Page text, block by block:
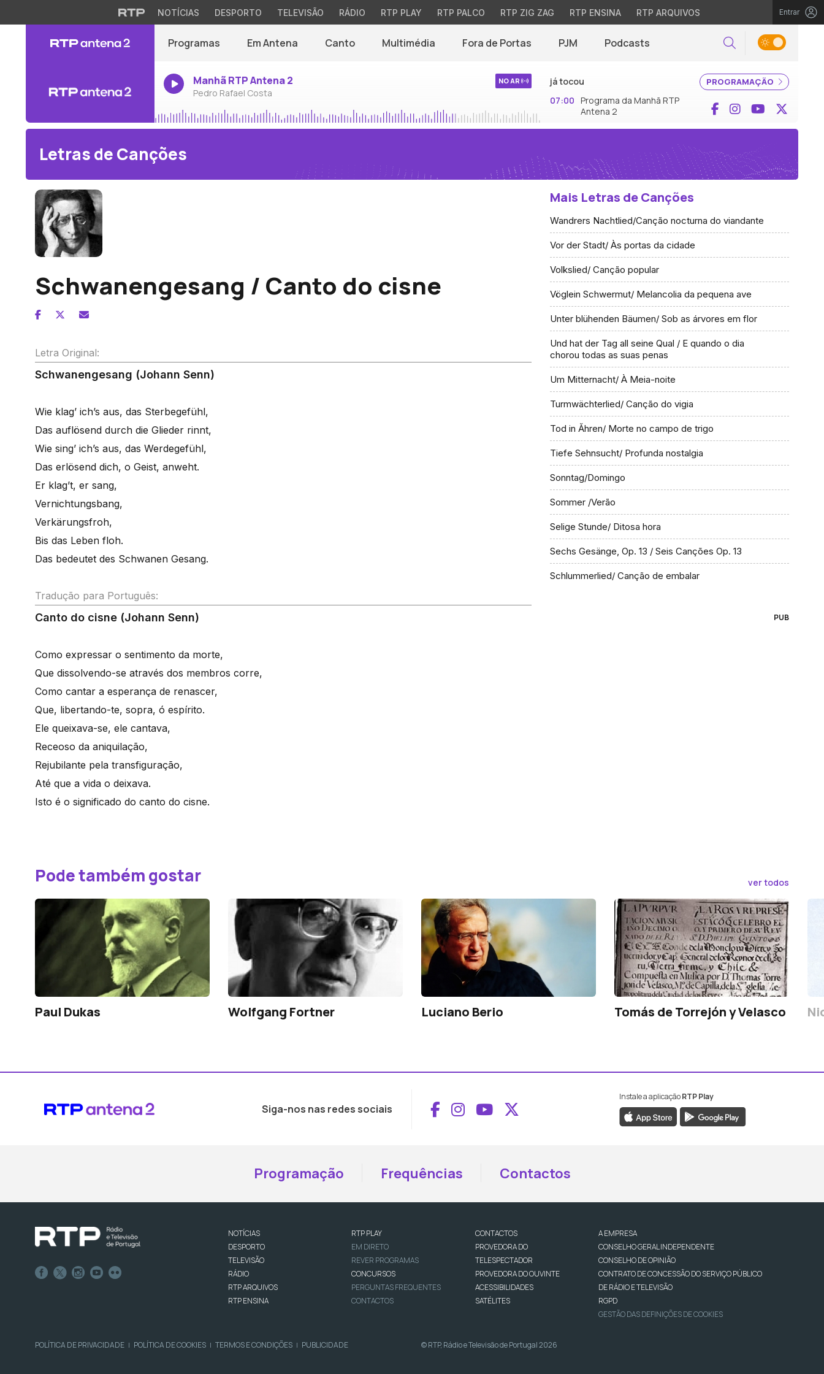
NOTÍCIAS DESPORTO TELEVISÃO RÁDIO RTP PLAY RTP PALCO RTP ZIG ZAG RTP ENSINA RTP ARQUIVOS Entrar
Programas Em Antena Canto Multimédia Fora de Portas PJM Podcasts Pesquisar
Manhã RTP Antena 2
Pedro Rafael Costa
NO AR PROGRAMAÇÃO
já tocou
07:00 Programa da Manhã RTP
Antena 2
Facebook
InstagramYouTube
Letras de Canções
Schwanengesang / Canto do cisne
Letra Original:
Schwanengesang (Johann Senn)
Wie klag’ ich’s aus, das Sterbegefühl,
Das auflösend durch die Glieder rinnt,
Wie sing’ ich’s aus, das Werdegefühl,
Das erlösend dich, o Geist, anweht.
Er klag’t, er sang,
Vernichtungsbang,
Verkärungsfroh,
Bis das Leben floh.
Das bedeutet des Schwanen Gesang.
Tradução para Português:
Canto do cisne (Johann Senn)
Como expressar o sentimento da morte,
Que dissolvendo-se através dos membros corre,
Como cantar a esperança de renascer,
Que, libertando-te, sopra, ó espírito.
Ele queixava-se, ele cantava,
Receoso da aniquilação,
Rejubilante pela transfiguração,
Até que a vida o deixava.
Isto é o significado do canto do cisne.
Mais Letras de Canções
Wandrers Nachtlied/Canção nocturna do viandante
Vor der Stadt/ Às portas da cidade
Volkslied/ Canção popular
Vöglein Schwermut/ Melancolia da pequena ave
Unter blühenden Bäumen/ Sob as árvores em flor
Und hat der Tag all seine Qual / E quando o dia
chorou todas as suas penas
Um Mitternacht/ À Meia-noite
Turmwächterlied/ Canção do vigia
Tod in Ăhren/ Morte no campo de trigo
Tiefe Sehnsucht/ Profunda nostalgia
Sonntag/Domingo
Sommer /Verão
Selige Stunde/ Ditosa hora
Sechs Gesänge, Op. 13 / Seis Canções Op. 13
Schlummerlied/ Canção de embalar
PUB
Pode também gostar ver todos
Paul Dukas Wolfgang Fortner Luciano Berio Tomás de Torrejón y Velasco
Siga-nos nas redes sociais Aceder ao Facebook da RTP Antena 2
Aceder ao Instagram da RTP Antena 2
Aceder ao YouTube da RTP Antena 2
Aceder ao X da RTP Antena 2
Instale a aplicaçãoRTP Play
Programação Frequências Contactos
NOTÍCIAS
DESPORTO
TELEVISÃO
RÁDIO
RTP ARQUIVOS
RTP ENSINA
RTP PLAY
EM DIRETO
REVER PROGRAMAS
CONCURSOS
PERGUNTAS FREQUENTES
CONTACTOS
CONTACTOS
PROVEDORA DO
TELESPECTADOR
PROVEDORA DO OUVINTE
ACESSIBILIDADES
SATÉLITES
A EMPRESA
CONSELHO GERAL INDEPENDENTE
CONSELHO DE OPINIÃO
CONTRATO DE CONCESSÃO DO SERVIÇO PÚBLICO
DE RÁDIO E TELEVISÃO
RGPD
GESTÃO DAS DEFINIÇÕES DE COOKIES
POLÍTICA DE PRIVACIDADE | POLÍTICA DE COOKIES | TERMOS E CONDIÇÕES | PUBLICIDADE © RTP, Rádio e Televisão de Portugal 2026